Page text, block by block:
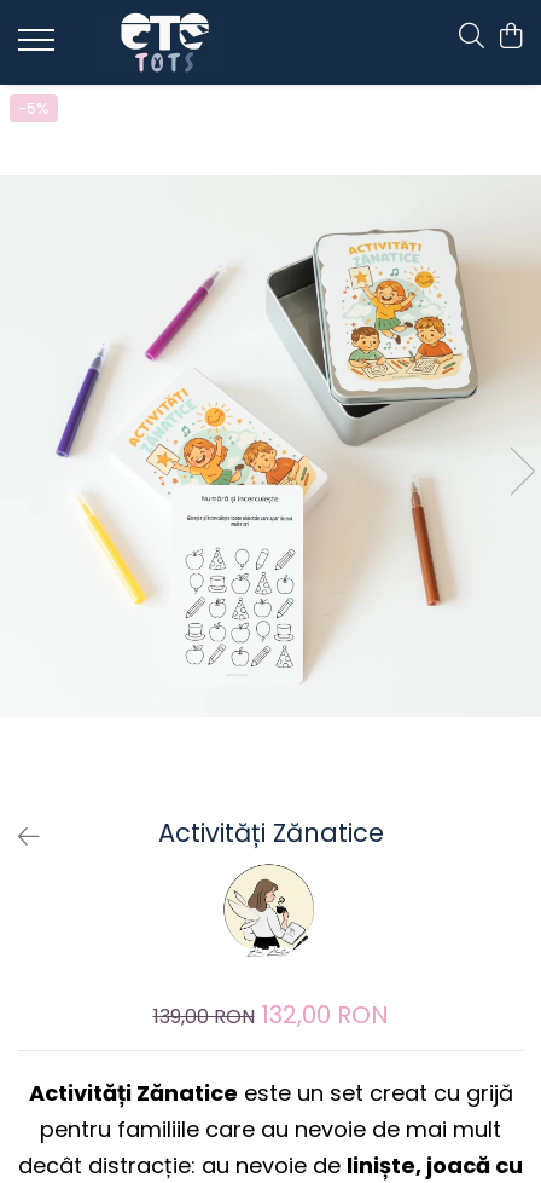
CĂRUCIOARE & SCAUNE AUTO
accesorii scaun auto
accesorii scaun avion
-5%
Activități Zănatice
139,00 RON 132,00 RON
Activități Zănatice este un set creat cu grijă
pentru familiile care au nevoie de mai mult
decât distracție: au nevoie de liniște, joacă cu